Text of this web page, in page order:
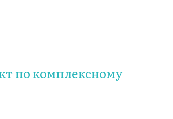
по комплексному